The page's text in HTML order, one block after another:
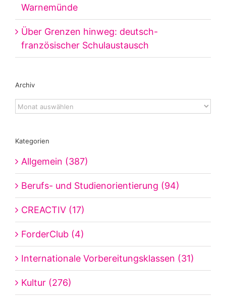
Warnemünde
Über Grenzen hinweg: deutsch-
französischer Schulaustausch
Archiv
Archiv
Kategorien
Allgemein (387)
Berufs- und Studienorientierung (94)
CREACTIV (17)
ForderClub (4)
Internationale Vorbereitungsklassen (31)
Kultur (276)